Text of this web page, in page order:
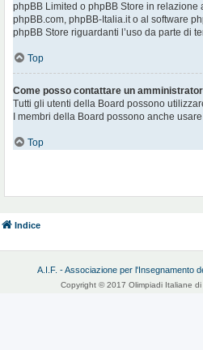
phpBB Limited o phpBB Store in
phpBB.com, phpBB-Italia.it o al software
phpBB Store riguardanti l’uso da parte di
Top
Come posso contattare un
Tutti gli utenti della Board possono
I membri della Board possono anche
Top
Indice
A.I.F. - Associazione per l'Insegnamento
Copyright © 2017 Olimpiadi Italiane di